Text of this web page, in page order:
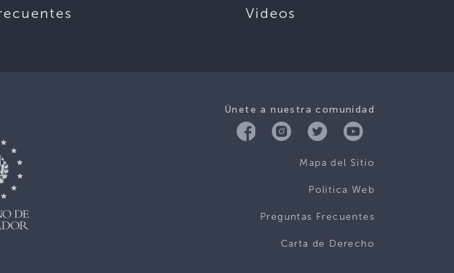
Videos
Únete a nuestra comunidad
Mapa del Sitio
Politica Web
Preguntas Frecuentes
Carta de Derecho